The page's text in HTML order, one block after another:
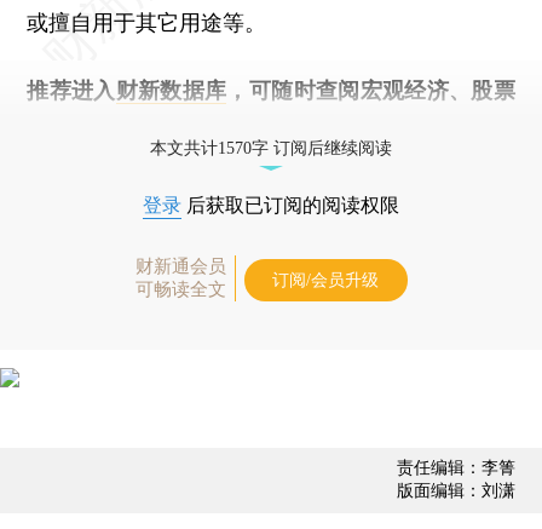
或擅自用于其它用途等。
推荐进入 财新数据库 ，可随时查阅宏观经济、股票
本文共计1570字 订阅后继续阅读
登录 后获取已订阅的阅读权限
财新通会员
可畅读全文
订阅/会员升级
责任编辑：李箐
版面编辑：刘潇